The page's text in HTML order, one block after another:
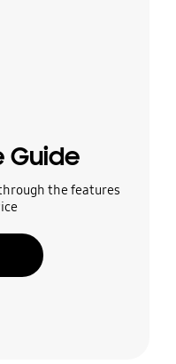
Guide
the features